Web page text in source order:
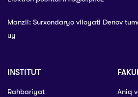
Manzil: Surxondaryo viloyati Denov
uy
INSTITUT
Rahbariyat
Aniq